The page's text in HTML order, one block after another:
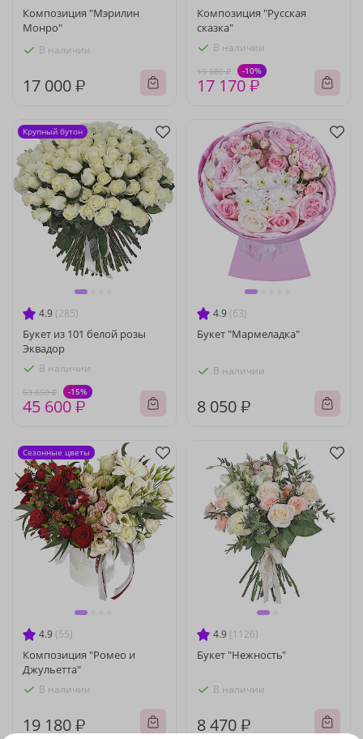
Композиция "Мэрилин
Монро"
В наличии
17 000 ₽
Композиция "Русская
сказка"
В наличии
19 080 ₽ -10%
17 170 ₽
4.9 (285)
Букет из 101 белой розы
Эквадор
В наличии
53 650 ₽ -15%
45 600 ₽
Крупный бутон
4.9 (63)
Букет "Мармеладка"
В наличии
8 050 ₽
4.9 (55)
Композиция "Ромео и
Джульетта"
В наличии
19 180 ₽
Сезонные цветы
4.9 (1126)
Букет "Нежность"
В наличии
8 470 ₽